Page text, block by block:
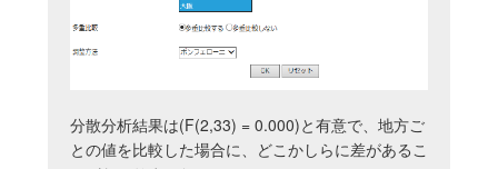
分散分析結果は(F(2,33) = 0.000)と有意で、地方ご
との値を比較した場合に、どこかしらに差があるこ